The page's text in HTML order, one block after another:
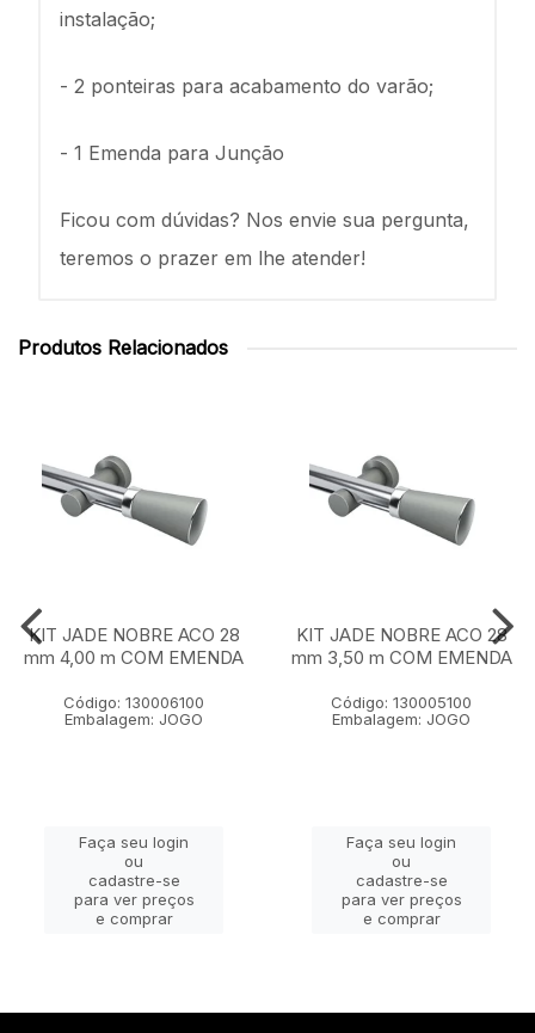
instalação;
- 2 ponteiras para acabamento do varão;
- 1 Emenda para Junção
Ficou com dúvidas? Nos envie sua pergunta,
teremos o prazer em lhe atender!
Produtos Relacionados
KIT JADE NOBRE ACO 28
mm 4,00 m COM EMENDA
Código: 130006100
Embalagem: JOGO
Faça seu login
ou
cadastre-se
para ver preços
e comprar
KIT JADE NOBRE ACO 28
mm 3,50 m COM EMENDA
Código: 130005100
Embalagem: JOGO
Faça seu login
ou
cadastre-se
para ver preços
e comprar